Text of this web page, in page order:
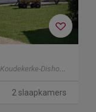
Koudekerke-Dishoek
2 slaapkamers